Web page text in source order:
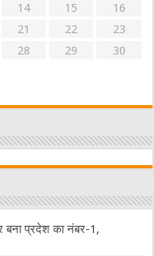
14 15
16
21 22
23
28 29
30
बना प्रदेश का नंबर-1,